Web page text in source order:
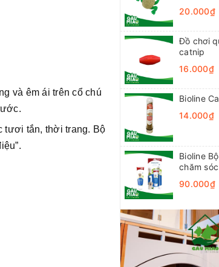
và êm ái trên cổ chú
tươi tắn, thời trang. Bộ
20.000₫
Đồ chơi
catnip
16.000₫
Bioline
14.000₫
Bioline
chăm
90.000₫